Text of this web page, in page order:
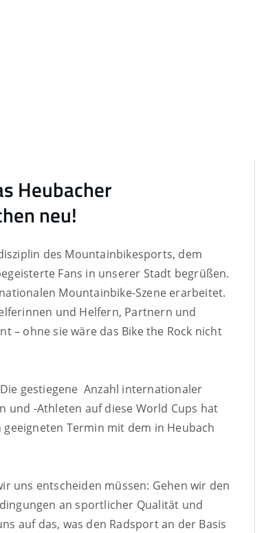
Heubacher
neu!
des Mountainbikesports, dem
Fans in unserer Stadt begrüßen.
Mountainbike-Szene erarbeitet.
und Helfern, Partnern und
– ohne sie wäre das Bike the Rock nicht
gestiegene Anzahl internationaler
und -Athleten auf diese World Cups hat
Termin mit dem in Heubach
uns entscheiden müssen: Gehen wir den
an sportlicher Qualität und
auf das, was den Radsport an der Basis